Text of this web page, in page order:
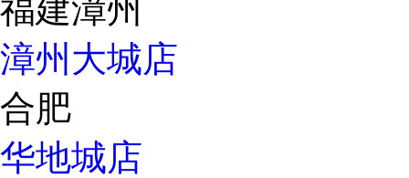
福建漳州
漳州大城店
合肥
华地城店